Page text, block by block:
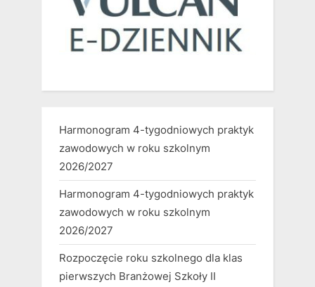
Harmonogram 4-tygodniowych praktyk
zawodowych w roku szkolnym
2026/2027
Harmonogram 4-tygodniowych praktyk
zawodowych w roku szkolnym
2026/2027
Rozpoczęcie roku szkolnego dla klas
pierwszych Branżowej Szkoły II